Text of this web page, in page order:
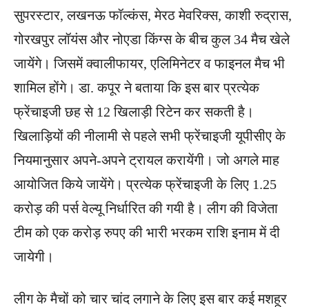
सुपरस्टार, लखनऊ फॉल्कंस, मेरठ मेवरिक्स, काशी रुद्रास,
गोरखपुर लॉयंस और नोएडा किंग्स के बीच कुल 34 मैच खेले
जायेंगे। जिसमें क्वालीफायर, एलिमिनेटर व फाइनल मैच भी
शामिल होंगे। डा. कपूर ने बताया कि इस बार प्रत्येक
फ्रेंचाइजी छह से 12 खिलाड़ी रिटेन कर सकती है।
खिलाड़ियों की नीलामी से पहले सभी फ्रेंचाइजी यूपीसीए के
नियमानुसार अपने-अपने ट्रायल करायेंगी। जो अगले माह
आयोजित किये जायेंगे। प्रत्येक फ्रेंचाइजी के लिए 1.25
करोड़ की पर्स वेल्यू निर्धारित की गयी है। लीग की विजेता
टीम को एक करोड़ रुपए की भारी भरकम राशि इनाम में दी
जायेगी।
लीग के मैचों को चार चांद लगाने के लिए इस बार कई मशहूर